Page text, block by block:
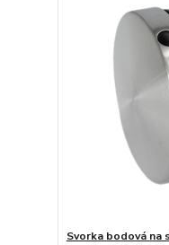
Svorka bodová na